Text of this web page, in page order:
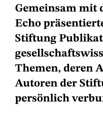
Gemeinsam mit
Echo
Stiftung
Themen, deren
Autoren der
persönlich